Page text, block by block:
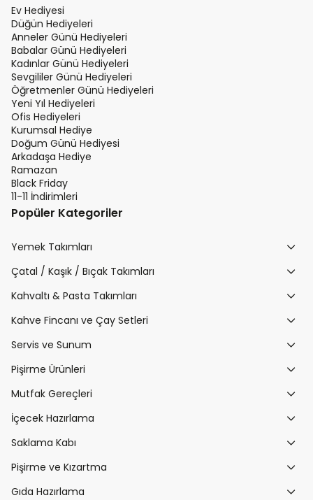
Ev Hediyesi
Düğün Hediyeleri
Anneler Günü Hediyeleri
Babalar Günü Hediyeleri
Kadınlar Günü Hediyeleri
Sevgililer Günü Hediyeleri
Öğretmenler Günü Hediyeleri
Yeni Yıl Hediyeleri
Ofis Hediyeleri
Kurumsal Hediye
Doğum Günü Hediyesi
Arkadaşa Hediye
Ramazan
Black Friday
11-11 İndirimleri
Popüler Kategoriler
Yemek Takımları
Çatal / Kaşık / Bıçak Takımları
Kahvaltı & Pasta Takımları
Kahve Fincanı ve Çay Setleri
Servis ve Sunum
Pişirme Ürünleri
Mutfak Gereçleri
İçecek Hazırlama
Saklama Kabı
Pişirme ve Kızartma
Gıda Hazırlama